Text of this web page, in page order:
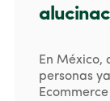
En México,
personas